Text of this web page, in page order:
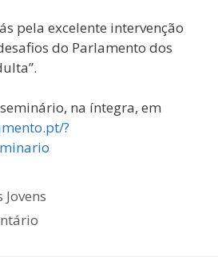
pela excelente intervenção
do Parlamento dos
na íntegra, em
?